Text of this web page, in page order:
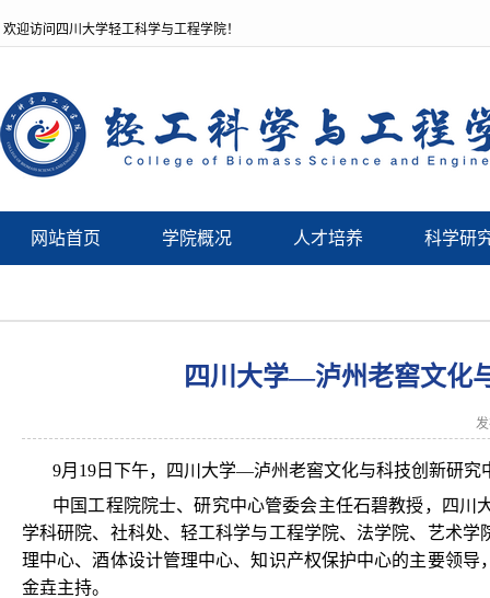
欢迎访问四川大学轻工科学与工程学院！
网站首页 学院概况 人才培养 科学研
四川大学—泸州老窖文化
9月19日下午，四川大学—泸州老窖文化与科技创新研
中国工程院院士、研究中心管委会主任石碧教授，四
学科研院、社科处、轻工科学与工程学院、法学院、艺术
理中心、酒体设计管理中心、知识产权保护中心的主要领
金垚主持。